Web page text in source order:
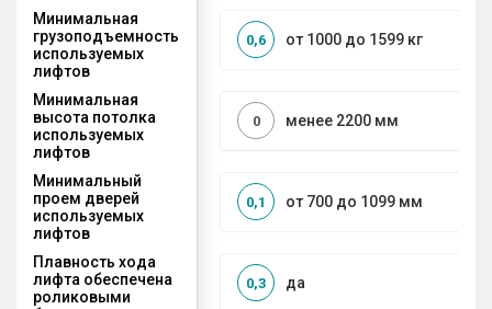
Минимальная
грузоподъемность
используемых
лифтов
от 1000 до 1599 кг
0,6
Минимальная
высота потолка
используемых
лифтов
менее 2200 мм
0
Минимальный
проем дверей
используемых
лифтов
от 700 до 1099 мм
0,1
Плавность хода
лифта обеспечена
роликовыми
да
0,3